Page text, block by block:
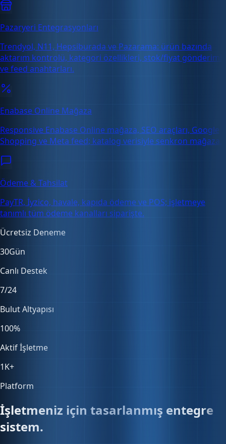
Pazaryeri Entegrasyonları
Trendyol, N11, Hepsiburada ve Pazarama: ürün bazında
aktarım kontrolü, kategori özellikleri, stok/fiyat gönderimi
ve feed anahtarları.
Enabase Online Mağaza
Responsive Enabase Online mağaza, SEO araçları, Google
Shopping ve Meta feed; katalog verisiyle senkron mağaza.
Ödeme & Tahsilat
PayTR, İyzico, havale, kapıda ödeme ve POS; işletmeye
tanımlı tüm ödeme kanalları siparişte.
Ücretsiz Deneme
30Gün
Canlı Destek
7/24
Bulut Altyapısı
100%
Aktif İşletme
1K+
Platform
İşletmeniz için tasarlanmış entegre
sistem.
Satıştan muhasebeye, stoktan entegrasyonlara — her